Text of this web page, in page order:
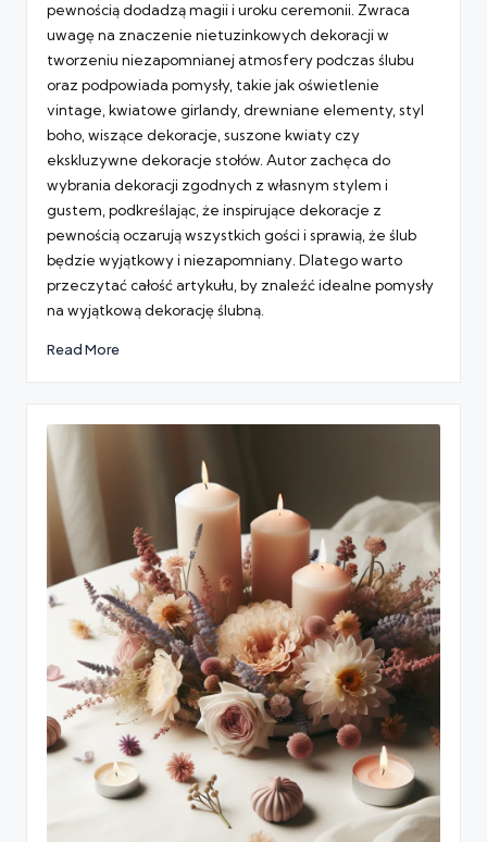
pewnością dodadzą magii i uroku ceremonii. Zwraca
uwagę na znaczenie nietuzinkowych dekoracji w
tworzeniu niezapomnianej atmosfery podczas ślubu
oraz podpowiada pomysły, takie jak oświetlenie
vintage, kwiatowe girlandy, drewniane elementy, styl
boho, wiszące dekoracje, suszone kwiaty czy
ekskluzywne dekoracje stołów. Autor zachęca do
wybrania dekoracji zgodnych z własnym stylem i
gustem, podkreślając, że inspirujące dekoracje z
pewnością oczarują wszystkich gości i sprawią, że ślub
będzie wyjątkowy i niezapomniany. Dlatego warto
przeczytać całość artykułu, by znaleźć idealne pomysły
na wyjątkową dekorację ślubną.
Read More